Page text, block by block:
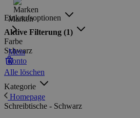
Marken
Mein
konto
Einkaufsoptionen
Aktive Filterung (1)
Farbe
Schwarz
Alle löschen
Kategorie
Homepage
Schreibtische - Schwarz